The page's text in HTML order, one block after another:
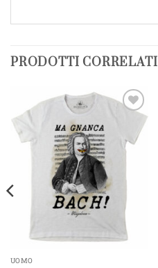
PRODOTTI CORRELATI
alla lista
dei
desideri
UOMO